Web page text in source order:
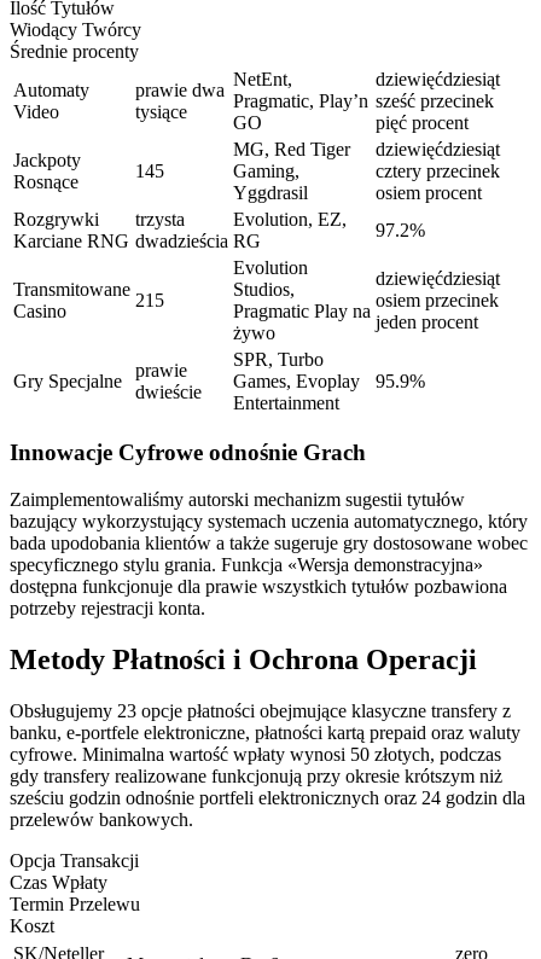
Ilość Tytułów
Wiodący Twórcy
Średnie procenty
Automaty
Video
prawie dwa
tysiące
NetEnt,
Pragmatic, Play’n
GO
dziewięćdziesiąt
sześć przecinek
pięć procent
Jackpoty
Rosnące
145
MG, Red Tiger
Gaming,
Yggdrasil
dziewięćdziesiąt
cztery przecinek
osiem procent
Rozgrywki
Karciane RNG
trzysta
dwadzieścia
Evolution, EZ,
RG
97.2%
Transmitowane
Casino
215
Evolution
Studios,
Pragmatic Play na
żywo
dziewięćdziesiąt
osiem przecinek
jeden procent
Gry Specjalne
prawie
dwieście
SPR, Turbo
Games, Evoplay
Entertainment
95.9%
Innowacje Cyfrowe odnośnie Grach
Zaimplementowaliśmy autorski mechanizm sugestii tytułów
bazujący wykorzystujący systemach uczenia automatycznego, który
bada upodobania klientów a także sugeruje gry dostosowane wobec
specyficznego stylu grania. Funkcja «Wersja demonstracyjna»
dostępna funkcjonuje dla prawie wszystkich tytułów pozbawiona
potrzeby rejestracji konta.
Metody Płatności i Ochrona Operacji
Obsługujemy 23 opcje płatności obejmujące klasyczne transfery z
banku, e-portfele elektroniczne, płatności kartą prepaid oraz waluty
cyfrowe. Minimalna wartość wpłaty wynosi 50 złotych, podczas
gdy transfery realizowane funkcjonują przy okresie krótszym niż
sześciu godzin odnośnie portfeli elektronicznych oraz 24 godzin dla
przelewów bankowych.
Opcja Transakcji
Czas Wpłaty
Termin Przelewu
Koszt
SK/Neteller
zero